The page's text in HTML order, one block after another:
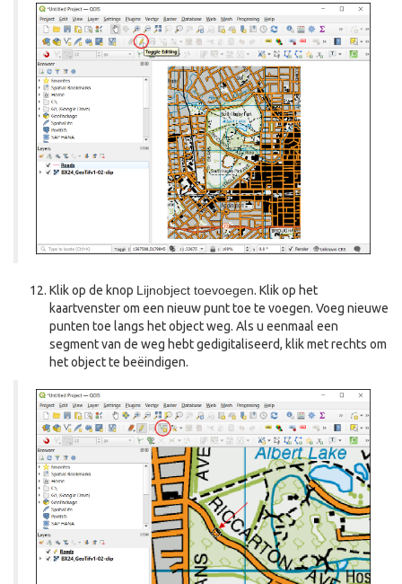
Klik op de knop Lijnobject toevoegen. Klik op het
kaartvenster om een nieuw punt toe te voegen. Voeg nieuwe
punten toe langs het object weg. Als u eenmaal een
segment van de weg hebt gedigitaliseerd, klik met rechts om
het object te beëindigen.